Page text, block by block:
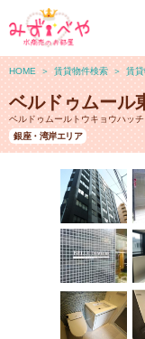
HOME ＞ 賃貸物件検索 ＞ 賃
ベルドゥムール
ベルドゥムールトウキョウハッチ
銀座・湾岸エリア